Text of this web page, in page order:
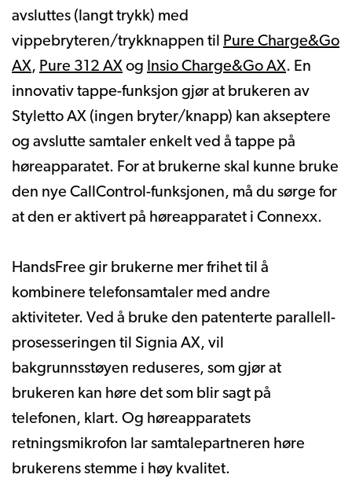
avsluttes (langt trykk) med
vippebryteren/trykknappen til
Pure Charge&Go
AX, Pure 312 AX og Insio Charge&Go AX. En
innovativ tappe-funksjon gjør at brukeren av
Styletto AX (ingen bryter/knapp) kan akseptere
og avslutte samtaler enkelt ved å tappe på
høreapparatet. For at brukerne skal kunne bruke
den nye CallControl-funksjonen, må du sørge for
at den er aktivert på høreapparatet i Connexx.
HandsFree gir brukerne mer frihet til å
kombinere telefonsamtaler med andre
aktiviteter. Ved å bruke den patenterte parallell-
prosesseringen til Signia AX, vil
bakgrunnsstøyen reduseres, som gjør at
brukeren kan høre det som blir sagt på
telefonen, klart. Og høreapparatets
retningsmikrofon lar samtalepartneren høre
brukerens stemme i høy kvalitet.